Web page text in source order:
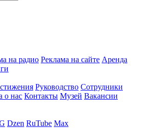
на радио Реклама на сайте Аренда
Руководство Сотрудники
о нас Контакты Музей Вакансии
Dzen RuTube Max